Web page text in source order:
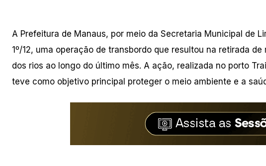
A Prefeitura de Manaus, por meio da Secretaria Municipal de
1º/12, uma operação de transbordo que resultou na retirada
dos rios ao longo do último mês. A ação, realizada no porto
teve como objetivo principal proteger o meio ambiente e a